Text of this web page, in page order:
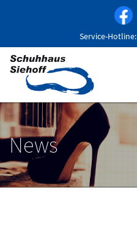
Service-Hotline:
News